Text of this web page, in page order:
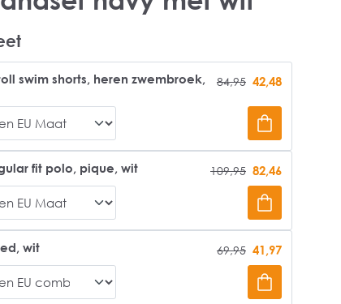
swim shorts, heren zwembroek,
84,95 42,48
fit polo, pique, wit 109,95 82,46
wit 69,95 41,97